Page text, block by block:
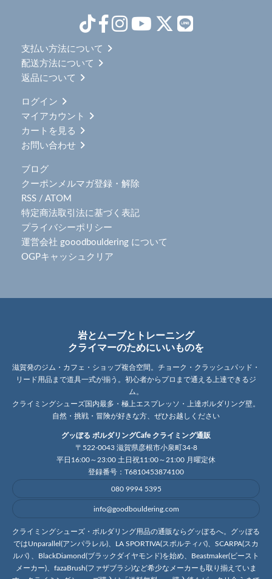
支払い方法について
配送方法について
返品について
ログイン
マイアカウント
カートを見る
お問い合わせ
ブログ
クーポンメルマガ登録・解除
RSS / ATOM
特定商法取引法に基づく表記
プライバシーポリシー
運営会社 gooodbouldering について
OGPキャッシュクリア
岩とムーブとトレーニング
クライマーのためにいいものを
滋賀発のジム・カフェ・ショップ複合空間。チョーク・クラッシュパッド・
リード用品まで道具一式が揃う。初心者からプロまで通える上達できるジ
ム。
クライミングシューズ国内最多・極上エスプレッソ・上達ボルダリング壁。
自然・挑戦・冒険が好きな方、ぜひお越しください
グッぼる ボルダリングCafe クライミング通販
〒522-0043 滋賀県彦根市小泉町34-8
平日16:00～23:00 土日祝11:00～21:00 月曜定休
登録番号：T6810453874100
080 9994 5395
info@goodbouldering.com
クライミングシューズ・ボルダリング用品の通販ならグッぼるへ。グッぼる
ではUnparallel(アンパラレル)、LA SPORTIVA(スポルティバ)、SCARPA(スカ
ルパ) 、BlackDiamond(ブラックダイヤモンド)を始め、Beastmaker(ビースト
メーカー)、fazaBrush(ファザブラシ)など希少なメーカーも取り揃えていま